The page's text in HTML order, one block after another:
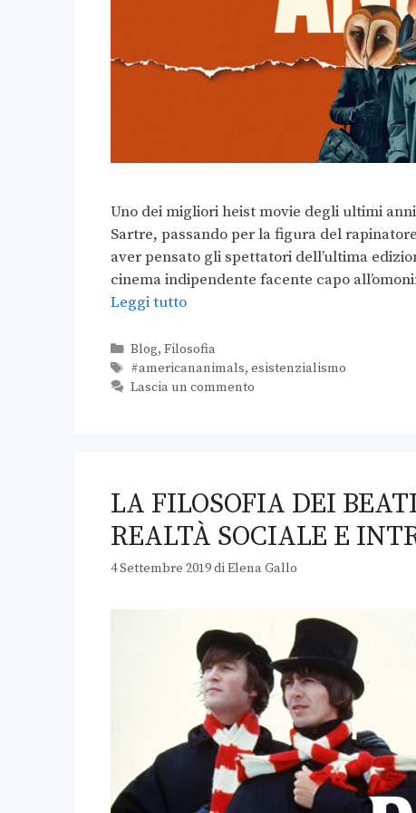
Uno dei migliori heist movie degli ultimi
Sartre, passando per la figura del
aver pensato gli spettatori dell’ultima
cinema indipendente facente capo
Leggi tutto
Blog, Filosofia
#americananimals, esistenzialismo
Lascia un commento
LA FILOSOFIA DEI
REALTÀ SOCIALE E
4 Settembre 2019diElena Gallo